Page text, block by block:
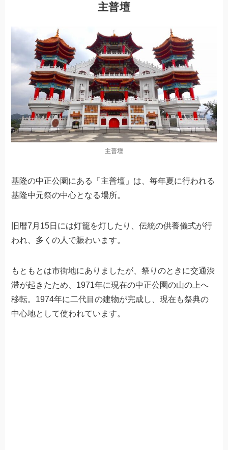
主普壇
主普壇
基隆の中正公園にある「主普壇」は、毎年夏に行われる
基隆中元祭の中心となる場所。
旧暦7月15日には灯籠を灯したり、伝統の供養儀式が行
われ、多くの人で賑わいます。
もともとは市街地にありましたが、祭りのときに交通渋
滞が起きたため、1971年に現在の中正公園の山の上へ
移転。1974年に二代目の建物が完成し、現在も祭典の
中心地として使われています。